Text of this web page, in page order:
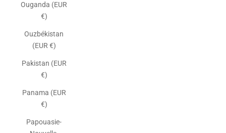
Ouganda (EUR
€)
Ouzbékistan
(EUR €)
Pakistan (EUR
€)
Panama (EUR
€)
Papouasie-